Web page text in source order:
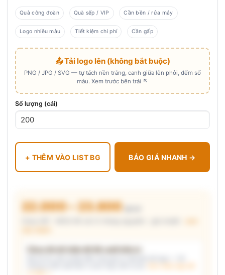
Quà công đoàn Quà sếp / VIP Cần bền / rửa máy
Logo nhiều màu Tiết kiệm chi phí Cần gấp
📤 Tải logo lên (không bắt buộc)
PNG / JPG / SVG — tự tách nền trắng, canh giữa lên phôi, đếm số
màu. Xem trước bên trái ↖
Số lượng (cái)
+ THÊM VÀO LIST BG BÁO GIÁ NHANH →
22.000 – 23.800